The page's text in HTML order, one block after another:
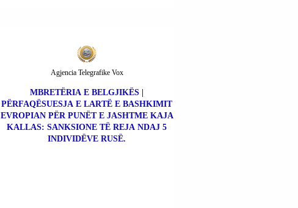
MBRETËRIA E BELGJIKËS |
PËRFAQËSUESJA E LARTË E BASHKIMIT
EVROPIAN PËR PUNËT E JASHTME KAJA
KALLAS: SANKSIONE TË REJA NDAJ 5
INDIVIDËVE RUSË.
Agjencia Telegrafike Vox